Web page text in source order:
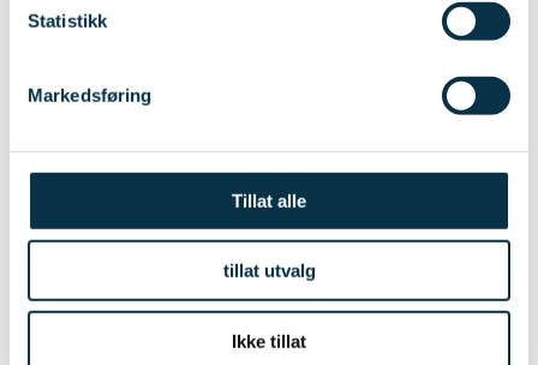
Statistikk
Markedsføring
Tillat alle
tillat utvalg
Ikke tillat
Muligheten til å bygge opp og bli en
Muligheten til å kunne ta del i
Et inkluderende arbeidsmiljø med
dyktige og erfarne skadebehandlere